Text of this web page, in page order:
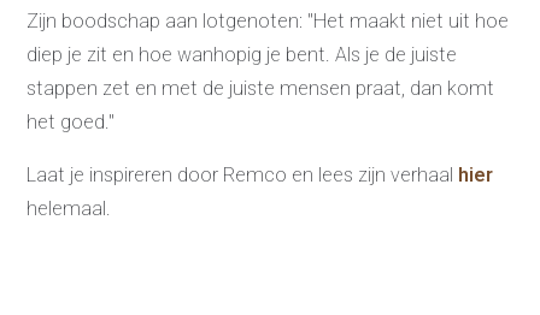
Budgetcoaching
Jobcenter & jobhunting
Loopbaancoaching
Ons testcentrum
Uitkeringsinstantie
LeerWerkburo
Werkgevers
Zijn boodschap aan lotgenoten: "Het maakt niet uit hoe
diep je zit en hoe wanhopig je bent. Als je de juiste
stappen zet en met de juiste mensen praat, dan komt
het goed."
Laat je inspireren door Remco en lees zijn verhaal hier
helemaal.